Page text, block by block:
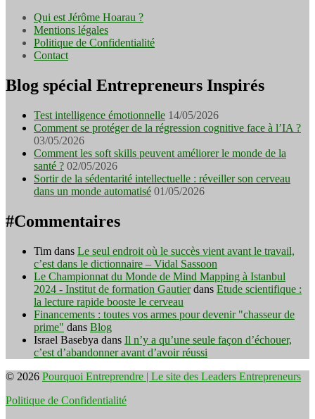
Qui est Jérôme Hoarau ?
Mentions légales
Politique de Confidentialité
Contact
Blog spécial Entrepreneurs Inspirés
Test intelligence émotionnelle 14/05/2026
Comment se protéger de la régression cognitive face à l’IA ?
03/05/2026
Comment les soft skills peuvent améliorer le monde de la
santé ? 02/05/2026
Sortir de la sédentarité intellectuelle : réveiller son cerveau
dans un monde automatisé 01/05/2026
#Commentaires
Tim dans Le seul endroit où le succès vient avant le travail,
c’est dans le dictionnaire – Vidal Sassoon
Le Championnat du Monde de Mind Mapping à Istanbul
2024 - Institut de formation Gautierdans Etude scientifique :
la lecture rapide booste le cerveau
Financements : toutes vos armes pour devenir "chasseur de
prime" dans Blog
Israel Basebya dans Il n’y a qu’une seule façon d’échouer,
c’est d’abandonner avant d’avoir réussi
© 2026 Pourquoi Entreprendre | Le site des Leaders Entrepreneurs
Politique de Confidentialité